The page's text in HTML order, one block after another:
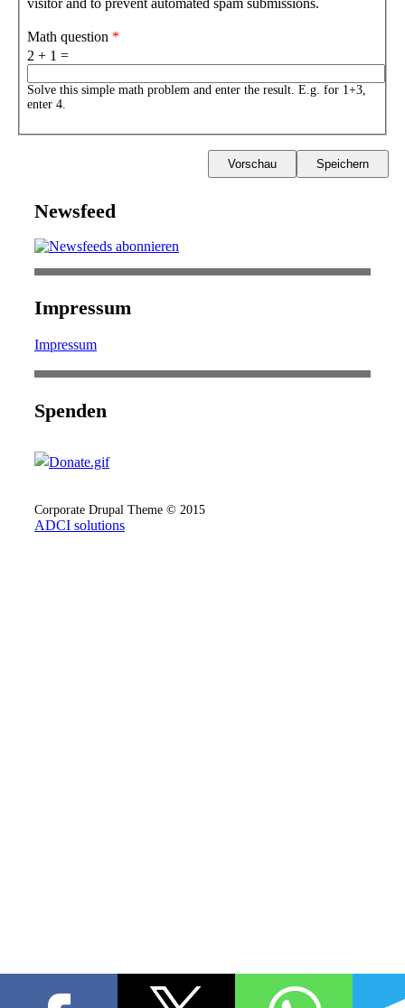
visitor and to prevent automated spam submissions.
Math question *
2 + 1 =
Solve this simple math problem and enter the result. E.g. for 1+3,
enter 4.
Newsfeed
Impressum
Impressum
Spenden
Corporate Drupal Theme © 2015
ADCI solutions